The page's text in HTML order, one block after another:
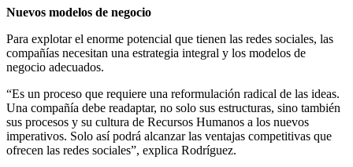
Nuevos modelos de negocio
Para explotar el enorme potencial que tienen las redes sociales, las
compañías necesitan una estrategia integral y los modelos de
negocio adecuados.
“Es un proceso que requiere una reformulación radical de las ideas.
Una compañía debe readaptar, no solo sus estructuras, sino también
sus procesos y su cultura de Recursos Humanos a los nuevos
imperativos. Solo así podrá alcanzar las ventajas competitivas que
ofrecen las redes sociales”, explica Rodríguez.